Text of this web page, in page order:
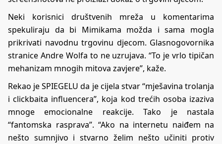
Neki korisnici društvenih mreža u komentarima
spekuliraju da bi Mimikama možda i sama mogla
prikrivati navodnu trgovinu djecom. Glasnogovornika
stranice Andre Wolfa to ne uzrujava. “To je vrlo tipičan
mehanizam mnogih mitova zavjere”, kaže.
Rekao je SPIEGELU da je cijela stvar “mješavina trolanja
i clickbaita influencera”, koja kod trećih osoba izaziva
mnoge emocionalne reakcije. Tako je nastala
“fantomska rasprava”. “Ako na internetu naiđem na
nešto sumnjivo i stvarno želim nešto učiniti protiv